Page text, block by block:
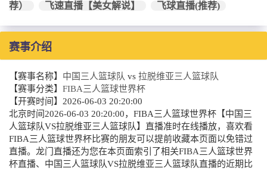
荐） 飞速直播【美女解说】 飞球直播(推荐)
赛事介绍
【赛事名称】 中国三人篮球队 vs 拉脱维亚三人篮球队
【赛事分类】 FIBA三人篮球世界杯
【开赛时间】 2026-06-03 20:20:00
北京时间2026-06-03 20:20:00，FIBA三人篮球世界杯【中国三
人篮球队VS拉脱维亚三人篮球队】直播准时在线播放，喜欢看
FIBA三人篮球世界杯比赛的朋友可以提前收藏本页面以免错过
直播。龙门直播还为您在本页面索引了相关FIBA三人篮球世界
杯直播、中国三人篮球队VS拉脱维亚三人篮球队直播的近期比